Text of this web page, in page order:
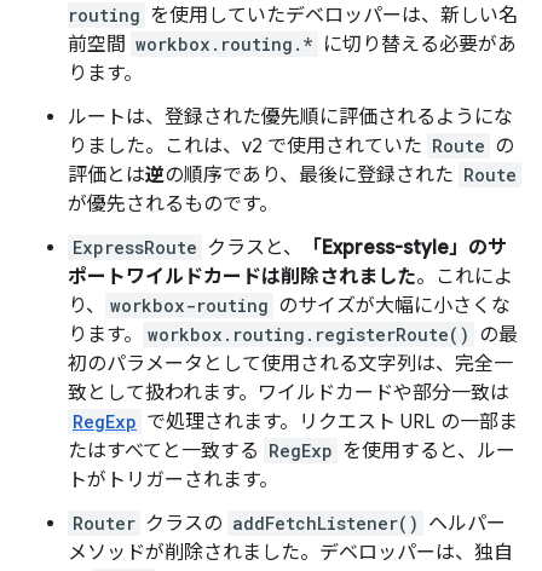
routing を使用していたデベロッパーは、新しい名
前空間 workbox.routing.* に切り替える必要があ
ります。
ルートは、登録された優先順に評価されるようにな
りました。これは、v2 で使用されていた Route の
評価とは逆の順序であり、最後に登録された Route
が優先されるものです。
ExpressRoute クラスと、
「Express-style」のサ
ポートワイルドカードは削除されました。これによ
り、
workbox-routing のサイズが大幅に小さくな
ります。
workbox.routing.registerRoute() の最
初のパラメータとして使用される文字列は、完全一
致として扱われます。ワイルドカードや部分一致は
RegExp で処理されます。リクエスト URL の一部ま
たはすべてと一致する RegExp を使用すると、ルー
トがトリガーされます。
Router クラスの addFetchListener() ヘルパー
メソッドが削除されました。デベロッパーは、独自